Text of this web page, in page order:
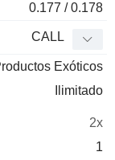
0.177 / 0.178
CALL
Exóticos
Ilimitado
2x
1